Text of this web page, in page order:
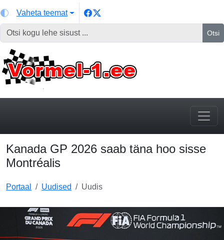
Vaheta teemat
Otsi
Kanada GP 2026 saab täna hoo sisse
Montréalis
Portaal Uudised Uudis